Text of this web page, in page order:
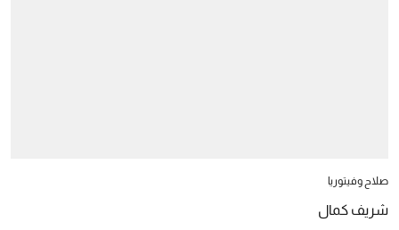
صلاح وفيتوريا
شريف كمال